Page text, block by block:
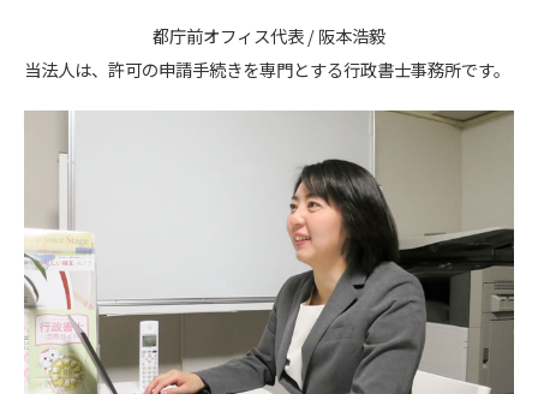
都庁前オフィス代表 / 阪本浩毅
当法人は、許可の申請手続きを専門とする行政書士事務所です。